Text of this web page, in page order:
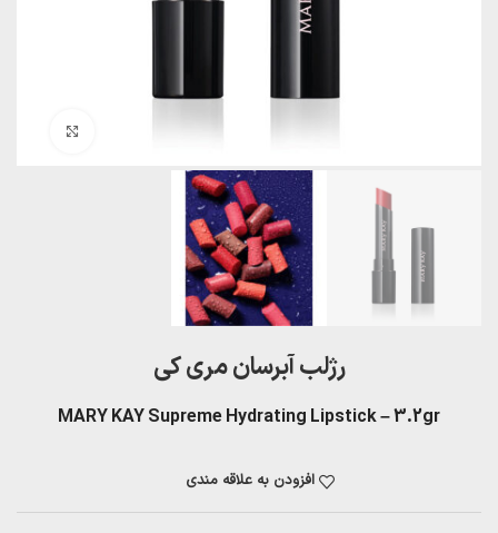
رژلب آبرسان مری کی
MARY KAY Supreme Hydrating Lipstick – 3.2gr
افزودن به علاقه مندی